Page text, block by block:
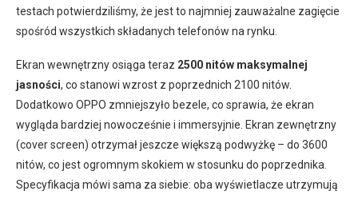
testach potwierdziliśmy, że jest to najmniej zauważalne zagięcie
spośród wszystkich składanych telefonów na rynku.
Ekran wewnętrzny osiąga teraz 2500 nitów maksymalnej
jasności, co stanowi wzrost z poprzednich 2100 nitów.
Dodatkowo OPPO zmniejszyło bezele, co sprawia, że ekran
wygląda bardziej nowocześnie i immersyjnie. Ekran zewnętrzny
(cover screen) otrzymał jeszcze większą podwyżkę – do 3600
nitów, co jest ogromnym skokiem w stosunku do poprzednika.
Specyfikacja mówi sama za siebie: oba wyświetlacze utrzymują